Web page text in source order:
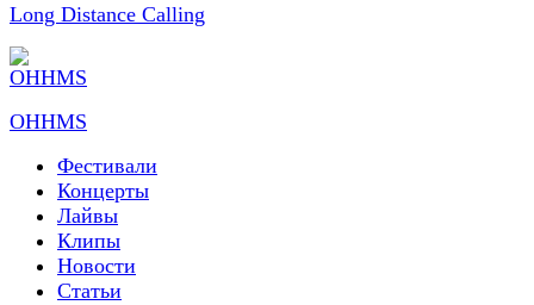
Long Distance Calling
OHHMS
Фестивали
Концерты
Лайвы
Клипы
Новости
Статьи